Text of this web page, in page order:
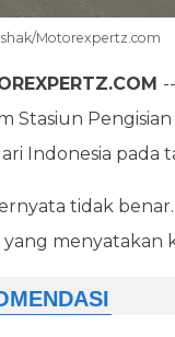
Motorexpertz.com
Stasiun
Indonesia pada
tidak
menyatakan